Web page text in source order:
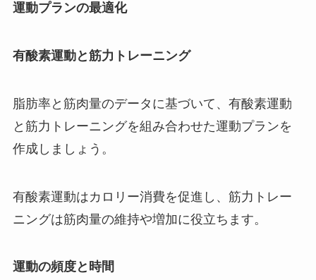
運動プランの最適化
有酸素運動と筋力トレーニング
脂肪率と筋肉量のデータに基づいて、有酸素運動
と筋力トレーニングを組み合わせた運動プランを
作成しましょう。
有酸素運動はカロリー消費を促進し、筋力トレー
ニングは筋肉量の維持や増加に役立ちます。
運動の頻度と時間